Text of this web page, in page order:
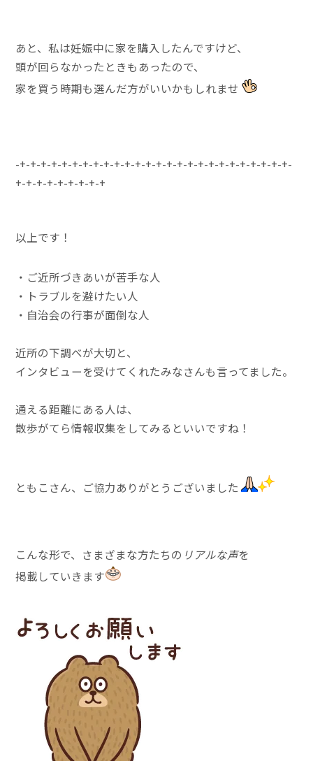
あと、私は妊娠中に家を購入したんですけど、
頭が回らなかったときもあったので、
家を買う時期も選んだ方がいいかもしれませ
-+-+-+-+-+-+-+-+-+-+-+-+-+-+-+-+-+-+-+-+-+-+-+-+-+-+-
+-+-+-+-+-+-+-+-+
以上です！
・ご近所づきあいが苦手な人
・トラブルを避けたい人
・自治会の行事が面倒な人
近所の下調べが大切と、
インタビューを受けてくれたみなさんも言ってました。
通える距離にある人は、
散歩がてら情報収集をしてみるといいですね！
ともこさん、ご協力ありがとうございました
こんな形で、さまざまな方たちの リアルな声を
掲載していきます